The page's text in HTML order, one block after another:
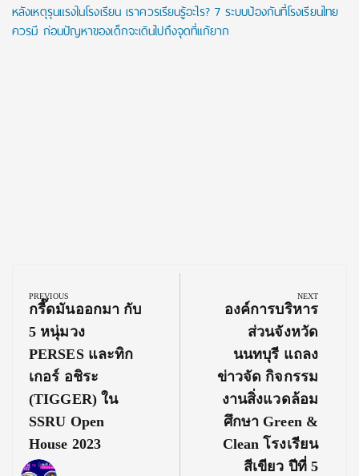
หลังเหตุรุนแรงในโรงเรียน เราควรเรียนรู้อะไร? 7 ระบบป้องกันที่โรงเรียนไทย
ควรมี ก่อนปัญหาของเด็กจะเดินไปถึงจุดที่แก้ยาก
navigation
PREVIOUS
Previous
Post:
กรี๊ดมันออกมา กับ
5 หนุ่มวง
PERSES และทิก
เกอร์ อชิระ
(TIGGER) ใน
SSRU Open
House 2023
NEXT
Next
Post:
องค์การบริหาร
ส่วนจังหวัด
นนทบุรี แถลง
ข่าวจัด กิจกรรม
งานสิ่งแวดล้อม
ศึกษา Green &
Clean โรงเรียน
สีเขียว ปีที่ 5